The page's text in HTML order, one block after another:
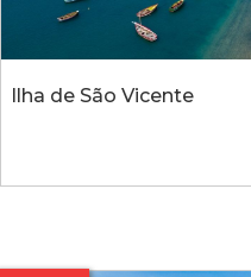
Ilha de São Vicente